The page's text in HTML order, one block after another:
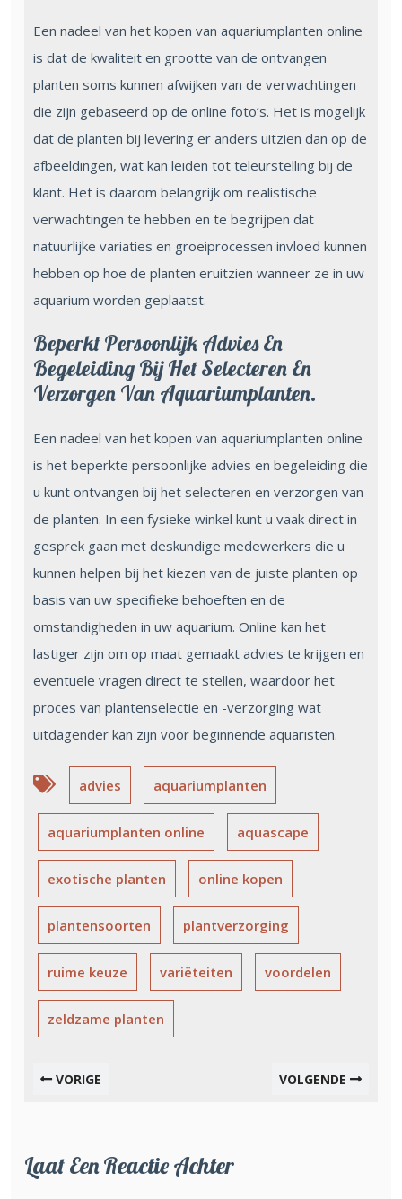
Een nadeel van het kopen van aquariumplanten online
is dat de kwaliteit en grootte van de ontvangen
planten soms kunnen afwijken van de verwachtingen
die zijn gebaseerd op de online foto’s. Het is mogelijk
dat de planten bij levering er anders uitzien dan op de
afbeeldingen, wat kan leiden tot teleurstelling bij de
klant. Het is daarom belangrijk om realistische
verwachtingen te hebben en te begrijpen dat
natuurlijke variaties en groeiprocessen invloed kunnen
hebben op hoe de planten eruitzien wanneer ze in uw
aquarium worden geplaatst.
Beperkt Persoonlijk Advies En
Begeleiding Bij Het Selecteren En
Verzorgen Van Aquariumplanten.
Een nadeel van het kopen van aquariumplanten online
is het beperkte persoonlijke advies en begeleiding die
u kunt ontvangen bij het selecteren en verzorgen van
de planten. In een fysieke winkel kunt u vaak direct in
gesprek gaan met deskundige medewerkers die u
kunnen helpen bij het kiezen van de juiste planten op
basis van uw specifieke behoeften en de
omstandigheden in uw aquarium. Online kan het
lastiger zijn om op maat gemaakt advies te krijgen en
eventuele vragen direct te stellen, waardoor het
proces van plantenselectie en -verzorging wat
uitdagender kan zijn voor beginnende aquaristen.
advies aquariumplanten
aquariumplanten online aquascape
exotische planten online kopen
plantensoorten plantverzorging
ruime keuze variëteiten voordelen
zeldzame planten
VORIGE VOLGENDE
Laat Een Reactie Achter